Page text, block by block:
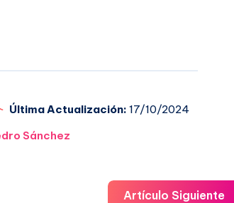
Última Actualización: 17/10/2024
Sánchez
Artículo Siguiente